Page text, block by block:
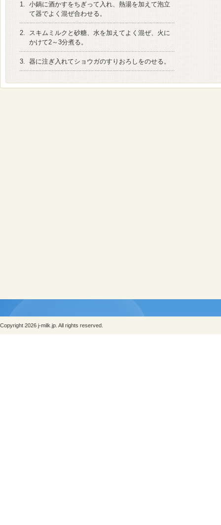
1. 小鍋に酒かすをちぎって入れ、熱湯を加えて泡立
て器でよく混ぜ合わせる。
2.
スキムミルクと砂糖、水を加えてよく混ぜ、火に
かけて2～3分煮る。
3. 器に注ぎ入れてショウガのすりおろしをのせる。
Copyright 2026 j-milk.jp. All rights reserved.